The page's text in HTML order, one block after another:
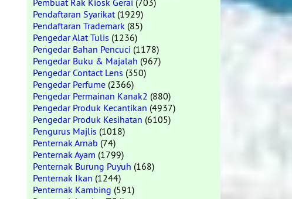
Pembuat Rak Kiosk Gerai (703)
Pendaftaran Syarikat(1929)
Pendaftaran Trademark (85)
Pengedar Alat Tulis (1236)
Pengedar Bahan Pencuci (1178)
Pengedar Buku & Majalah (967)
Pengedar Contact Lens (350)
Pengedar Perfume (2366)
Pengedar Permainan Kanak2 (880)
Pengedar Produk Kecantikan (4937)
Pengedar Produk Kesihatan (6105)
Pengurus Majlis (1018)
Penternak Arnab (74)
Penternak Ayam (1799)
Penternak Burung Puyuh (168)
Penternak Ikan (1244)
Penternak Kambing (591)